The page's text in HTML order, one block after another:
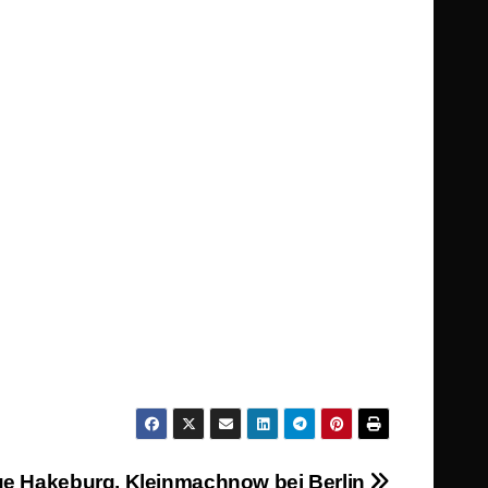
Hakeburg, Kleinmachnow bei Berlin